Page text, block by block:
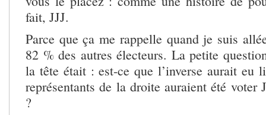
fait, JJJ.
Parce que ça me rappelle quand je suis
82 % des autres électeurs. La petite
la tête était : est-ce que l’inverse aurait eu
représentants de la droite auraient été voter
?